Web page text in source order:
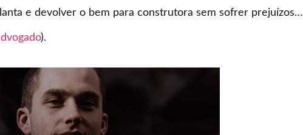
e devolver o bem para construtora sem sofrer prejuízos…
).